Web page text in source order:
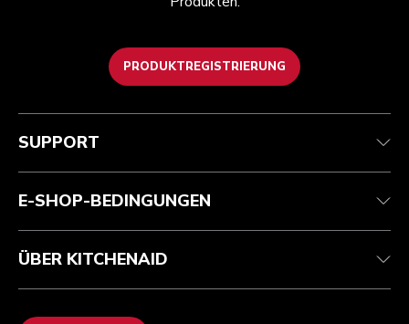
PRODUKTREGISTRIERUNG
Kundenservice
Garantie und Dokumente
Kontaktieren Sie uns.
Teilnahmebedingungen
Rückgaben und Erstattungen
Impressum
ODR
Die Marke
Händlersuche
SUPPORT
E-SHOP-BEDINGUNGEN
ÜBER KITCHENAID